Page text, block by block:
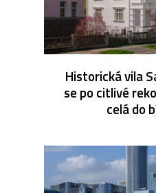
Historická vila
se po citlivé
celá do